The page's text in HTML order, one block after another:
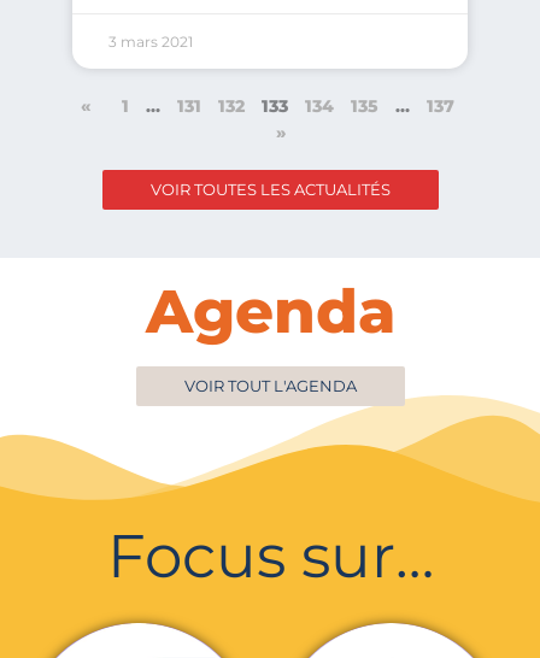
3 mars 2021
« 1 … 131 132 133 134 135 …
137
»
VOIR TOUTES LES ACTUALITÉS
Agenda
VOIR TOUT L'AGENDA
Focus sur…